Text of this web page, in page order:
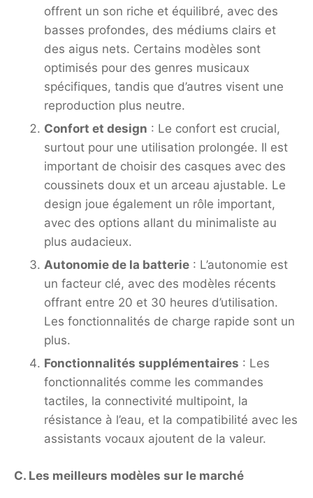
offrent un son riche et équilibré, avec des
basses profondes, des médiums clairs et
des aigus nets. Certains modèles sont
optimisés pour des genres musicaux
spécifiques, tandis que d’autres visent une
reproduction plus neutre.
Confort et design : Le confort est crucial,
surtout pour une utilisation prolongée. Il est
important de choisir des casques avec des
coussinets doux et un arceau ajustable. Le
design joue également un rôle important,
avec des options allant du minimaliste au
plus audacieux.
Autonomie de la batterie: L’autonomie est
un facteur clé, avec des modèles récents
offrant entre 20 et 30 heures d’utilisation.
Les fonctionnalités de charge rapide sont un
plus.
Fonctionnalités supplémentaires : Les
fonctionnalités comme les commandes
tactiles, la connectivité multipoint, la
résistance à l’eau, et la compatibilité avec les
assistants vocaux ajoutent de la valeur.
C. Les meilleurs modèles sur le marché